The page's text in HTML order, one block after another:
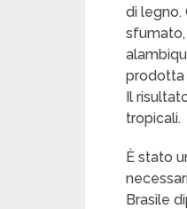
di legno.
sfumato,
prodotta
Il
tropicali.
È stato
Brasile